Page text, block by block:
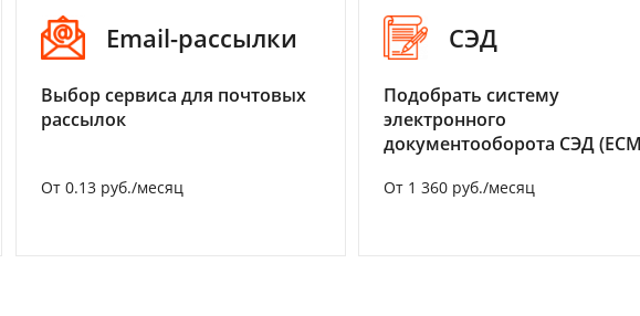
Email-рассылки
Выбор сервиса для почтовых
рассылок
От 0.13 руб./месяц
СЭД
Подобрать систему
электронного
документооборота СЭД
От 1 360 руб./месяц